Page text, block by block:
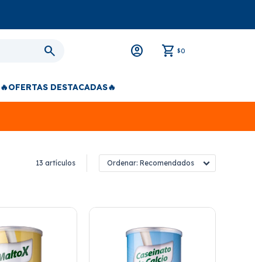
$0
🔥OFERTAS DESTACADAS🔥
13 artículos Recomendados